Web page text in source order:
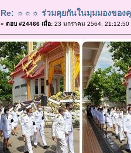
Re: ☼☼☼ ร่วมคุยกันในมุมมองของ
« ตอบ #24466 เมื่อ:23 มกราคม 2564, 21:12:50